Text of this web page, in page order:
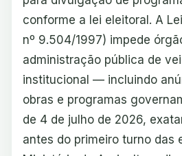
conforme a lei eleitoral. A
nº 9.504/1997) impede
administração pública de
institucional — incluindo
obras e programas
de 4 de julho de 2026,
antes do primeiro turno das